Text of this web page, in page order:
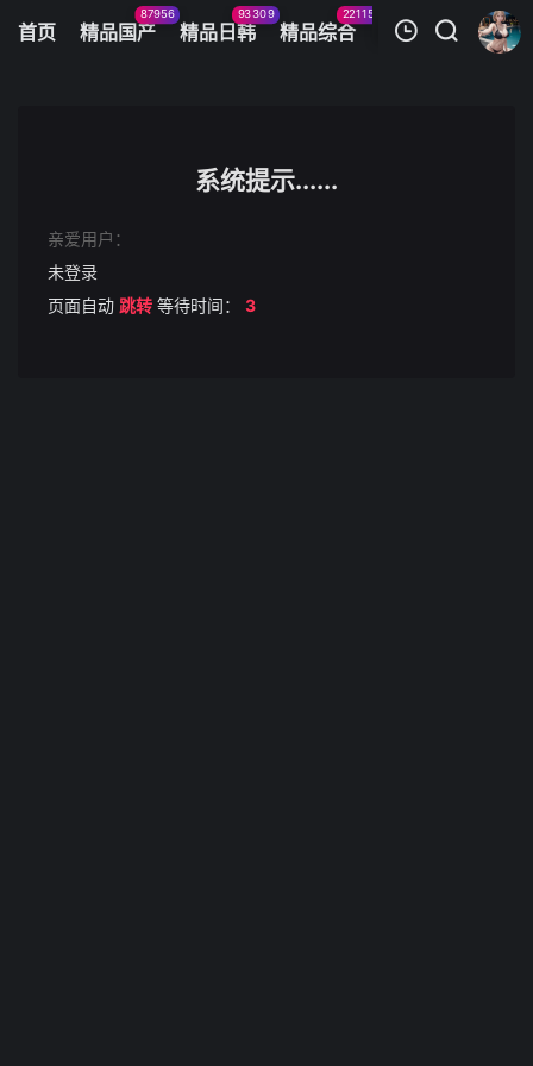
首页 精品国产
87956
精品日韩
93309
精品综合
22115
火辣美图 今日
清空
系统提示......
亲爱用户：
未登录
页面自动 跳转 等待时间： 3